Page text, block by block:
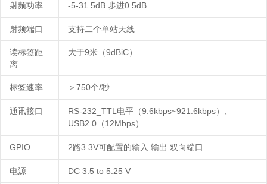
射频功率 -5-31.5dB 步进0 .5dB
射频端口 支持二个单站天线
读标签距
离
大于9米（9dBiC）
标签速率 ＞ 750个/秒
通讯接口 RS-232_TTL 电平（9 .6kbps~921.6kbps）、
USB2.0 （ 1 2Mbps）
GPIO 2路3 .3V可配置的输入 输出 双向端口
电源 DC 3.5 to 5.25 V